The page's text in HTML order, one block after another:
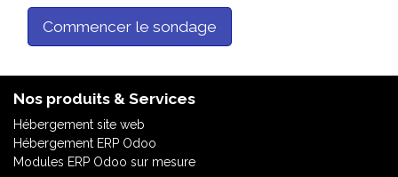
Commencer le sondage
Nos produits & Services
Hébergement site web
Hébergement ERP Odoo
Modules ERP Odoo sur mesure